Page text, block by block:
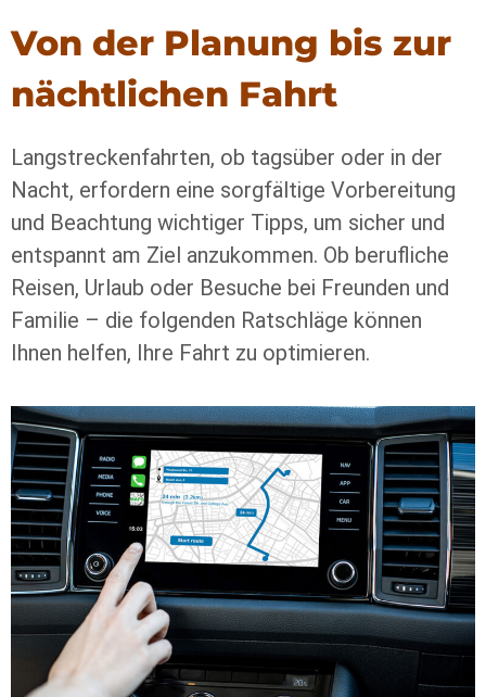
Von der Planung bis zur
nächtlichen Fahrt
Langstreckenfahrten, ob tagsüber oder in der
Nacht, erfordern eine sorgfältige Vorbereitung
und Beachtung wichtiger Tipps, um sicher und
entspannt am Ziel anzukommen. Ob berufliche
Reisen, Urlaub oder Besuche bei Freunden und
Familie – die folgenden Ratschläge können
Ihnen helfen, Ihre Fahrt zu optimieren.